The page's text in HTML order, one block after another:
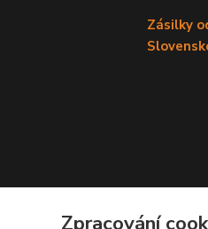
Zásilky
Zpracování